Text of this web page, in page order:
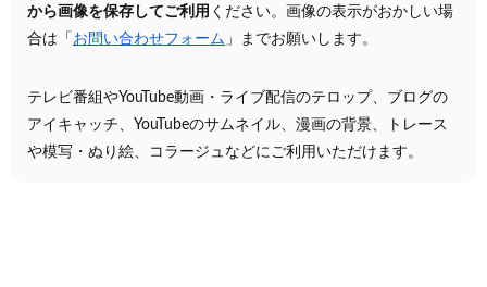
から画像を保存してご利用 ください。画像の表示がおかしい場
合は「 お問い合わせフォーム 」までお願いします。
テレビ番組やYouTube動画・ライブ配信のテロップ、ブログの
アイキャッチ、YouTubeのサムネイル、漫画の背景、トレース
や模写・ぬり絵、コラージュなどにご利用いただけます。